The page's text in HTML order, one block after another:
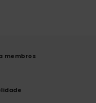
membros